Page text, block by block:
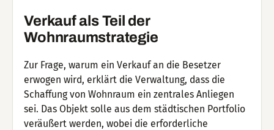
Verkauf als Teil der
Wohnraumstrategie
Zur Frage, warum ein Verkauf an die Besetzer
erwogen wird, erklärt die Verwaltung, dass die
Schaffung von Wohnraum ein zentrales Anliegen
sei. Das Objekt solle aus dem städtischen Portfolio
veräußert werden, wobei die erforderliche